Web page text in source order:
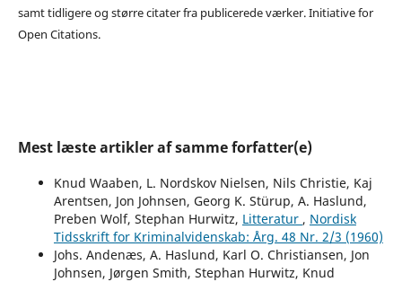
samt tidligere og større citater fra publicerede værker. Initiative for
Open Citations.
Mest læste artikler af samme forfatter(e)
Knud Waaben, L. Nordskov Nielsen, Nils Christie, Kaj
Arentsen, Jon Johnsen, Georg K. Stürup, A. Haslund,
Preben Wolf, Stephan Hurwitz, Litteratur , Nordisk
Tidsskrift for Kriminalvidenskab: Årg. 48 Nr. 2/3 (1960)
Johs. Andenæs, A. Haslund, Karl O. Christiansen, Jon
Johnsen, Jørgen Smith, Stephan Hurwitz, Knud